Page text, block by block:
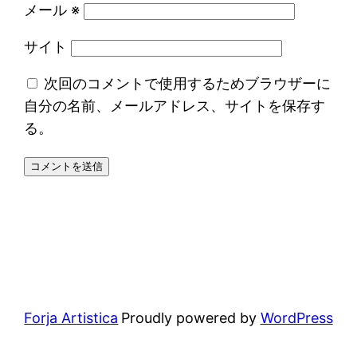
メール ※
サイト
次回のコメントで使用するためブラウザーに
自分の名前、メールアドレス、サイトを保存す
る。
Forja Artistica Proudly powered by WordPress